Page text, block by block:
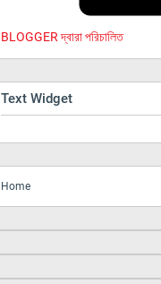
BLOGGER দ্বারা পরিচালিত
Text Widget
Home